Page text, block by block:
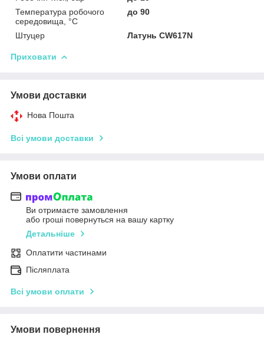
Температура робочого
середовища, °С
до 90
Штуцер Латунь CW617N
Приховати
Умови доставки
Нова Пошта
Всі умови доставки
Умови оплати
Ви отримаєте замовлення
або гроші повернуться на вашу картку
Детальніше
Оплатити частинами
Післяплата
Всі умови оплати
Умови повернення